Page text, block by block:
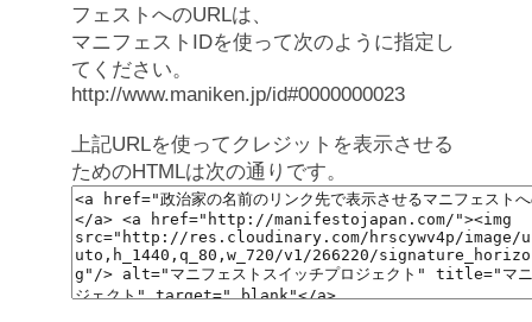
フェストへのURLは、
マニフェストIDを使って次のように指定し
てください。
http://www.maniken.jp/id#0000000023
上記URLを使ってクレジットを表示させる
ためのHTMLは次の通りです。